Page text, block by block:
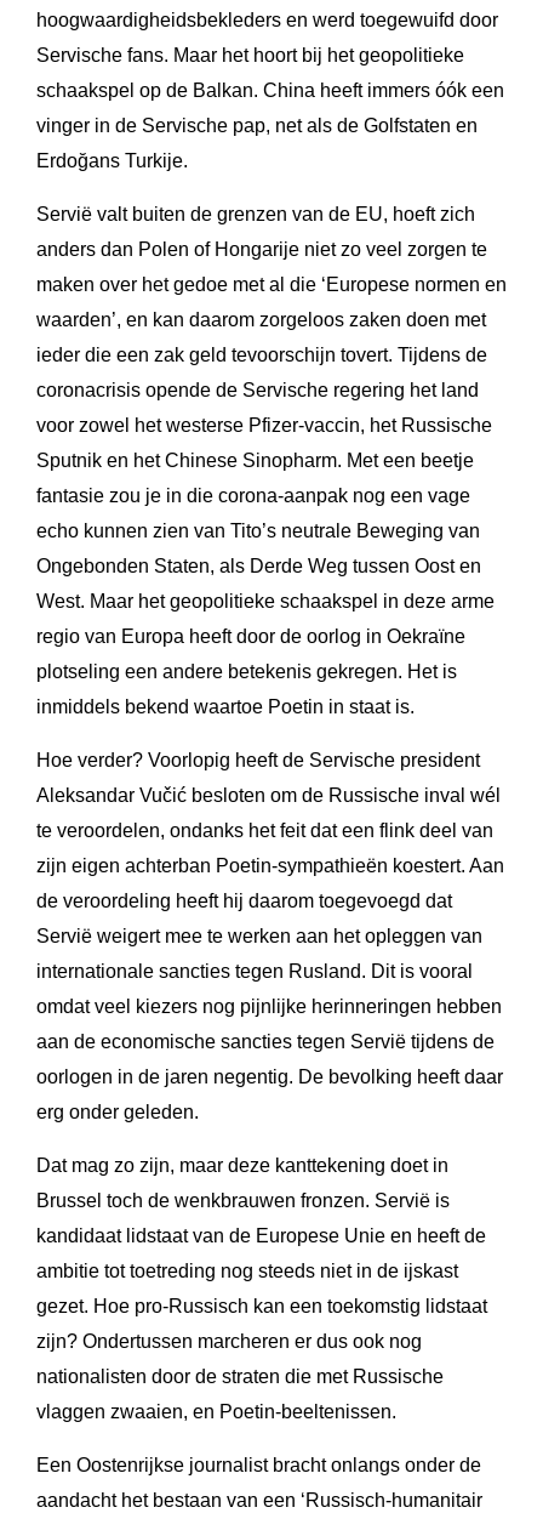
hoogwaardigheidsbekleders en werd toegewuifd door
Servische fans. Maar het hoort bij het geopolitieke
schaakspel op de Balkan. China heeft immers óók een
vinger in de Servische pap, net als de Golfstaten en
Erdoğans Turkije.
Servië valt buiten de grenzen van de EU, hoeft zich
anders dan Polen of Hongarije niet zo veel zorgen te
maken over het gedoe met al die ‘Europese normen en
waarden’, en kan daarom zorgeloos zaken doen met
ieder die een zak geld tevoorschijn tovert. Tijdens de
coronacrisis opende de Servische regering het land
voor zowel het westerse Pfizer-vaccin, het Russische
Sputnik en het Chinese Sinopharm. Met een beetje
fantasie zou je in die corona-aanpak nog een vage
echo kunnen zien van Tito’s neutrale Beweging van
Ongebonden Staten, als Derde Weg tussen Oost en
West. Maar het geopolitieke schaakspel in deze arme
regio van Europa heeft door de oorlog in Oekraïne
plotseling een andere betekenis gekregen. Het is
inmiddels bekend waartoe Poetin in staat is.
Hoe verder? Voorlopig heeft de Servische president
Aleksandar Vučić besloten om de Russische inval wél
te veroordelen, ondanks het feit dat een flink deel van
zijn eigen achterban Poetin-sympathieën koestert. Aan
de veroordeling heeft hij daarom toegevoegd dat
Servië weigert mee te werken aan het opleggen van
internationale sancties tegen Rusland. Dit is vooral
omdat veel kiezers nog pijnlijke herinneringen hebben
aan de economische sancties tegen Servië tijdens de
oorlogen in de jaren negentig. De bevolking heeft daar
erg onder geleden.
Dat mag zo zijn, maar deze kanttekening doet in
Brussel toch de wenkbrauwen fronzen. Servië is
kandidaat lidstaat van de Europese Unie en heeft de
ambitie tot toetreding nog steeds niet in de ijskast
gezet. Hoe pro-Russisch kan een toekomstig lidstaat
zijn? Ondertussen marcheren er dus ook nog
nationalisten door de straten die met Russische
vlaggen zwaaien, en Poetin-beeltenissen.
Een Oostenrijkse journalist bracht onlangs onder de
aandacht het bestaan van een ‘Russisch-humanitair